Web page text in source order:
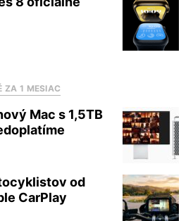
ZA 1 MESIAC
Mac s 1,5TB
od
CarPlay